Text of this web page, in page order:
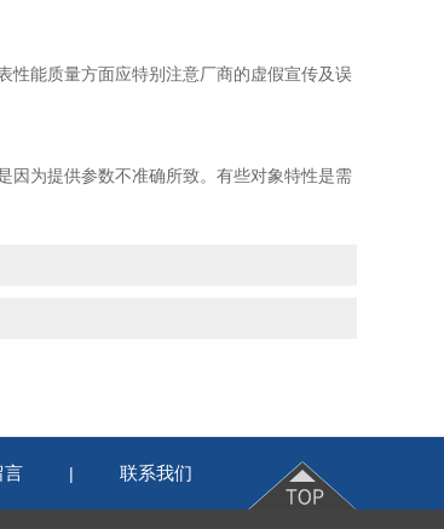
能质量方面应特别注意厂商的虚假宣传及误
为提供参数不准确所致。有些对象特性是需
言 | 联系我们